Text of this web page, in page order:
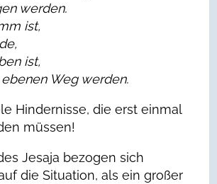
werden.
ist,
ist,
Weg werden.
Hindernisse, die erst einmal
müssen!
Jesaja bezogen sich
die Situation, als ein großer